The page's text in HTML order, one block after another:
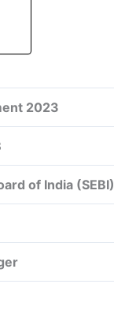
2023
of India (SEBI)